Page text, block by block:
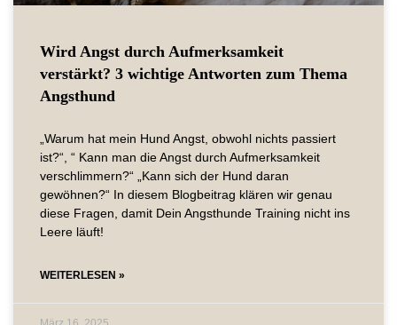
Wird Angst durch Aufmerksamkeit
verstärkt? 3 wichtige Antworten zum Thema
Angsthund
„Warum hat mein Hund Angst, obwohl nichts passiert
ist?“, “ Kann man die Angst durch Aufmerksamkeit
verschlimmern?“ „Kann sich der Hund daran
gewöhnen?“ In diesem Blogbeitrag klären wir genau
diese Fragen, damit Dein Angsthunde Training nicht ins
Leere läuft!
WEITERLESEN »